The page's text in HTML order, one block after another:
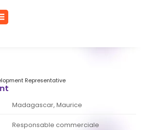
Representative
Madagascar, Maurice
Responsable commerciale